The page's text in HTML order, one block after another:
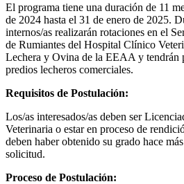
El programa tiene una duración de 11
de 2024 hasta el 31 de enero de 2025.
internos/as realizarán rotaciones en el
de Rumiantes del Hospital Clínico
Lechera y Ovina de la EEAA y tendrán
predios lecheros comerciales.
Requisitos de Postulación:
Los/as interesados/as deben ser
Veterinaria o estar en proceso de
deben haber obtenido su grado hace
solicitud.
Proceso de Postulación: